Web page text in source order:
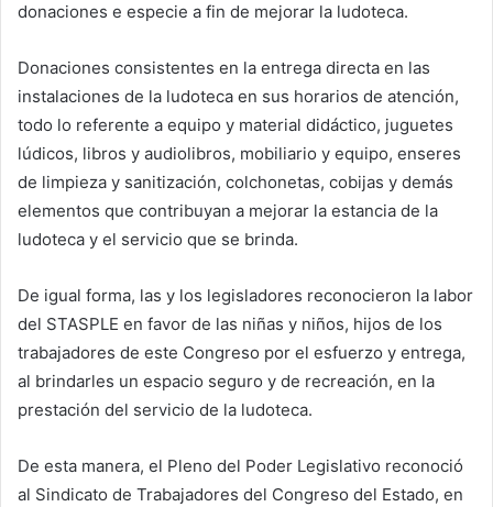
donaciones e especie a fin de mejorar la ludoteca.
Donaciones consistentes en la entrega directa en las
instalaciones de la ludoteca en sus horarios de atención,
todo lo referente a equipo y material didáctico, juguetes
lúdicos, libros y audiolibros, mobiliario y equipo, enseres
de limpieza y sanitización, colchonetas, cobijas y demás
elementos que contribuyan a mejorar la estancia de la
ludoteca y el servicio que se brinda.
De igual forma, las y los legisladores reconocieron la labor
del STASPLE en favor de las niñas y niños, hijos de los
trabajadores de este Congreso por el esfuerzo y entrega,
al brindarles un espacio seguro y de recreación, en la
prestación del servicio de la ludoteca.
De esta manera, el Pleno del Poder Legislativo reconoció
al Sindicato de Trabajadores del Congreso del Estado, en